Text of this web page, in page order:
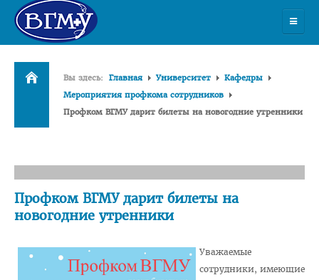
УНИВЕРСИТЕТ
История университета
Структура ВГМУ
Факультеты
Педиатрический факультет
Стоматологический
Вы здесь: Главная Университет
Кафедры
Мероприятия профкома сотрудников
Профком ВГМУ дарит билеты на новогодние утренники
Профком ВГМУ дарит билеты на
новогодние утренники
Уважаемые
сотрудники, имеющие